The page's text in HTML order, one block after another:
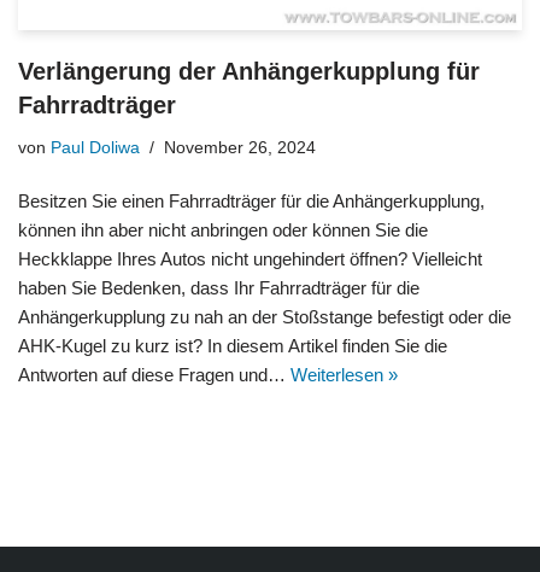
Verlängerung der Anhängerkupplung für
Fahrradträger
von Paul Doliwa November 26, 2024
Besitzen Sie einen Fahrradträger für die Anhängerkupplung,
können ihn aber nicht anbringen oder können Sie die
Heckklappe Ihres Autos nicht ungehindert öffnen? Vielleicht
haben Sie Bedenken, dass Ihr Fahrradträger für die
Anhängerkupplung zu nah an der Stoßstange befestigt oder die
AHK-Kugel zu kurz ist? In diesem Artikel finden Sie die
Antworten auf diese Fragen und… Weiterlesen »